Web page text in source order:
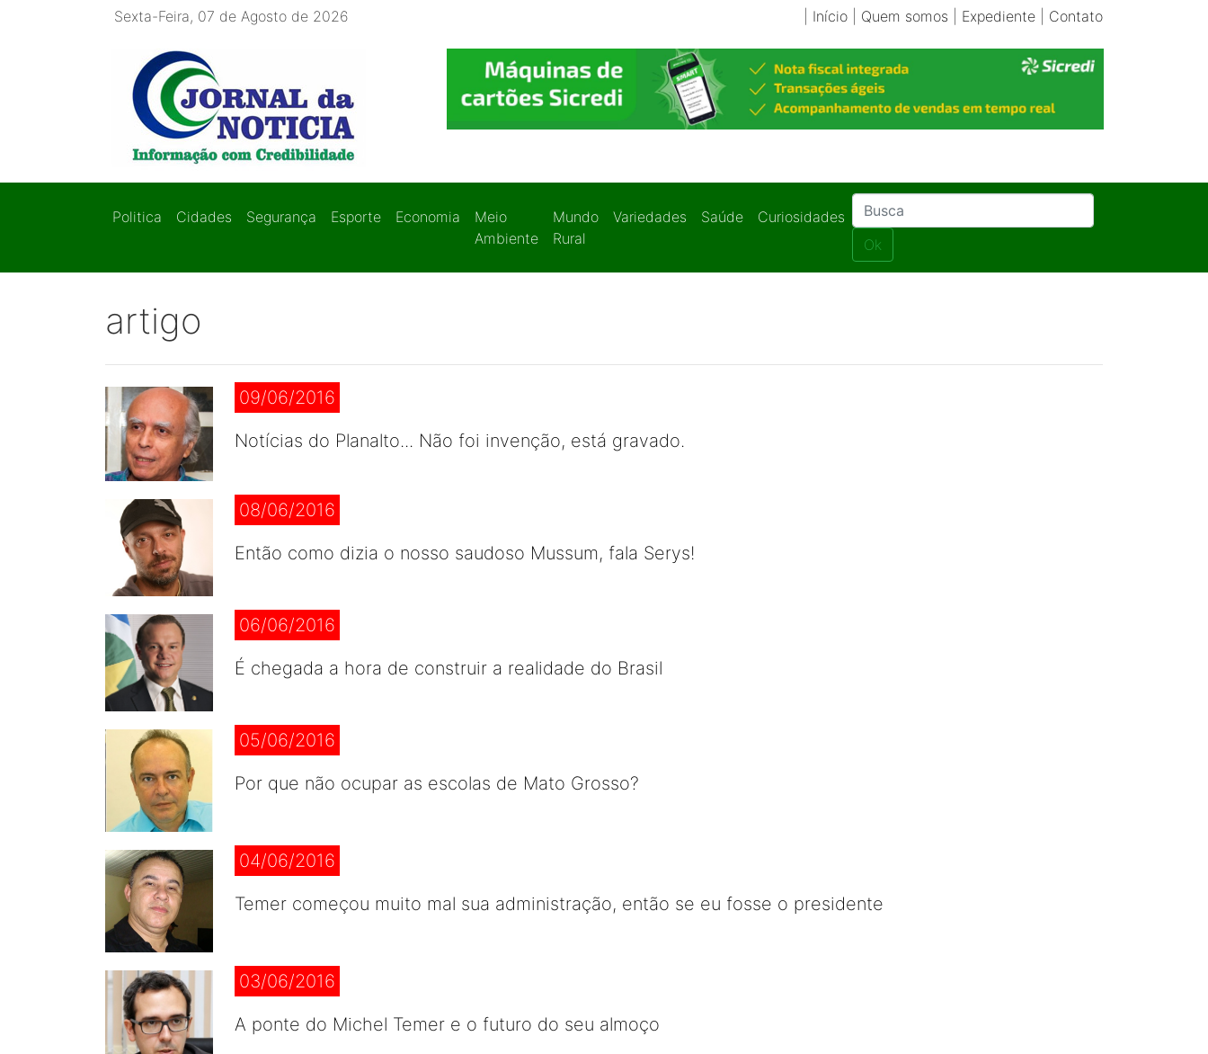
Sexta-Feira, 07 de Agosto de 2026 Início| Quem somos Expediente| Contato
Politica Cidades Segurança Esporte Economia
Meio
Ambiente
Mundo
Rural
Variedades Saúde
Curiosidades
Ok
artigo
09/06/2016
Notícias do Planalto... Não foi invenção, está gravado.
08/06/2016
Então como dizia o nosso saudoso Mussum, fala Serys!
06/06/2016
É chegada a hora de construir a realidade do Brasil
05/06/2016
Por que não ocupar as escolas de Mato Grosso?
04/06/2016
Temer começou muito mal sua administração, então se eu fosse o presidente
03/06/2016
A ponte do Michel Temer e o futuro do seu almoço